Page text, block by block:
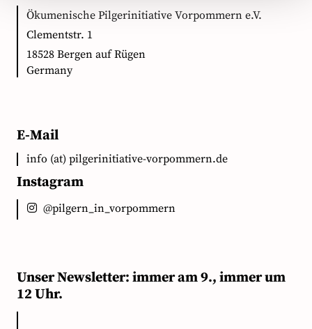
Ökumenische Pilgerinitiative Vorpommern e.V.
Clementstr. 1
18528 Bergen auf Rügen
Germany
E-Mail
info (at) pilgerinitiative-vorpommern.de
Instagram
@pilgern_in_vorpommern
Unser Newsletter: immer am 9., immer um
12 Uhr.